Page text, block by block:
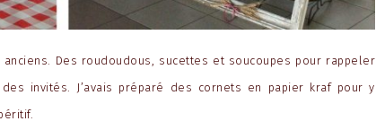
anciens. Des roudoudous, sucettes et soucoupes pour rappeler
invités. J’avais préparé des cornets en papier kraf pour y